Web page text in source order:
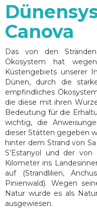
Canova
Das von den
Ökosystem hat
Küstengebiets unserer
Dünen, durch die
empfindliches
die diese mit ihren
Bedeutung für die
wichtig, die
dieser Stätten gegeben
hinter dem Strand von
S’Estanyol und der
Kilometer ins
auf (Strandlilien,
Pinienwald). Wegen
Natur wurde es als
ausgewiesen.